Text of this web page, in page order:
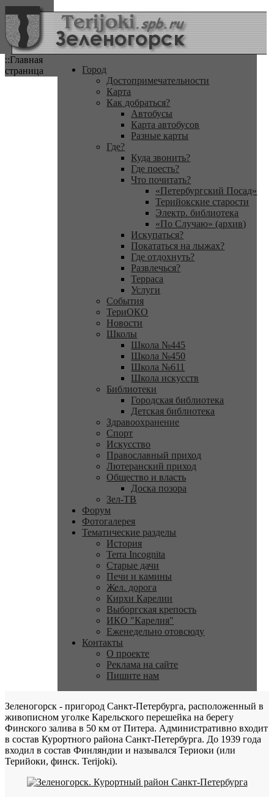
::Главная
страница
Город
Достопримечательности
Карта
Как добраться?
Автобусы
Карта автобусов
Разные карты
Где?
Куда звонить?
Где поесть?
Что почитать?
«Петербургский Посад»
Терийокские старости
Электр. библиотека
«По Случаю» (архив)
Искупаться?
Покататься на лыжах?
Где отдохнуть?
Развлечься?
Терраса
Услуги
События
ТериОКО
Новости
Школы
Школа №445
Школа №450
Школа №611
Школа искусств
Библиотеки
Городская библиотека
Детская библиотека
Здравоохранение
Спорт
Искусство
Православный приход
Лютеранский приход
Общество и власть
Доска позора
Зел-ТВ
Форум
Фотогалерея
Тематические разделы
История
Terra Incognita
Старые дачи
Печи и камины
Жел. дорога
Кирхи Карелии
Выборгская крепость
ИКО "Карелия"
Еженедельно отовсюду
Контакты
О проекте
Реклама на сайте
Пишите нам
Зеленогорск - пригород Санкт-Петербурга, расположенный в
живописном уголке Карельского перешейка на берегу
Финского залива в 50 км от Питера. Административно входит
в состав Курортного района Санкт-Петербурга. До 1939 года
входил в состав Финляндии и назывался Териоки (или
Терийоки, финск. Terijoki).